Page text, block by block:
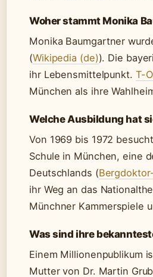
Woher stammt Monika
Monika Baumgartner
(Wikipedia (de)). Die
ihr Lebensmittelpunkt. T-
München als ihre
Welche Ausbildung hat
Von 1969 bis 1972
Schule in München, eine
Deutschlands (
ihr Weg an das
Münchner Kammerspiele
Was sind ihre
Einem Millionenpublikum
Mutter von Dr. Martin